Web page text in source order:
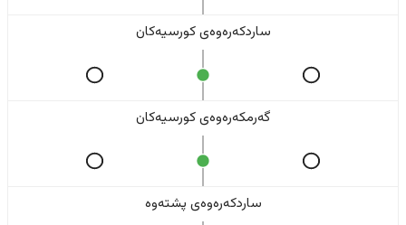
ساردکەرەوەی کورسیەکان
گەرمکەرەوەی کورسیەکان
ساردکەرەوەی پشتەوە